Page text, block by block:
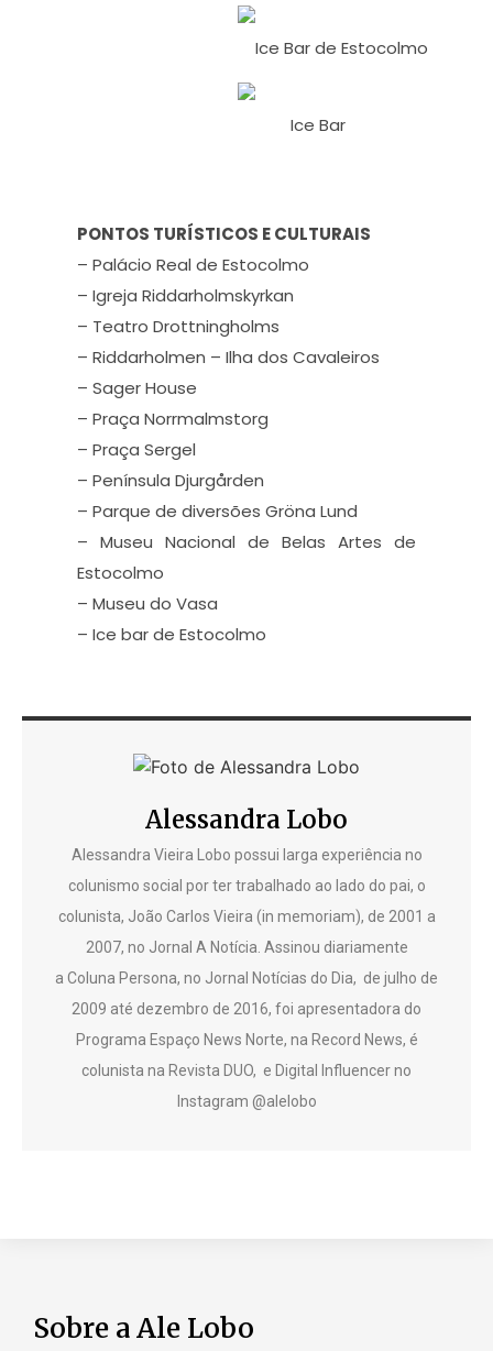
Ice Bar de Estocolmo
Ice Bar
PONTOS TURÍSTICOS E CULTURAIS
– Palácio Real de Estocolmo
– Igreja Riddarholmskyrkan
– Teatro Drottningholms
– Riddarholmen – Ilha dos Cavaleiros
– Sager House
– Praça Norrmalmstorg
– Praça Sergel
– Península Djurgården
– Parque de diversões Gröna Lund
– Museu Nacional de Belas Artes de
Estocolmo
– Museu do Vasa
– Ice bar de Estocolmo
Alessandra Lobo
Alessandra Vieira Lobo possui larga experiência no
colunismo social por ter trabalhado ao lado do pai, o
colunista, João Carlos Vieira (in memoriam), de 2001 a
2007, no Jornal A Notícia. Assinou diariamente
a Coluna Persona, no Jornal Notícias do Dia, de julho de
2009 até dezembro de 2016, foi apresentadora do
Programa Espaço News Norte, na Record News, é
colunista na Revista DUO, e Digital Influencer no
Instagram @alelobo
Sobre a Ale Lobo